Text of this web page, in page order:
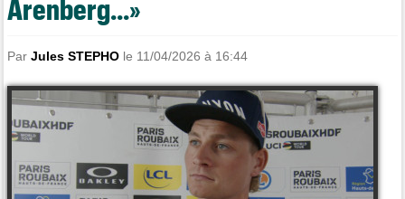
Arenberg...»
ParJules STEPHO le 11/04/2026 à 16:44